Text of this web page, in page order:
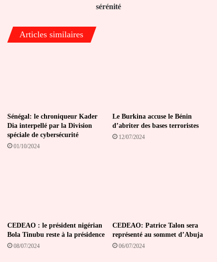
sérénité
Articles similaires
Sénégal: le chroniqueur Kader
Dia interpellé par la Division
spéciale de cybersécurité
01/10/2024
Le Burkina accuse le Bénin
d’abriter des bases terroristes
12/07/2024
CEDEAO : le président nigérian
Bola Tinubu reste à la présidence
08/07/2024
CEDEAO: Patrice Talon sera
représenté au sommet d’Abuja
06/07/2024